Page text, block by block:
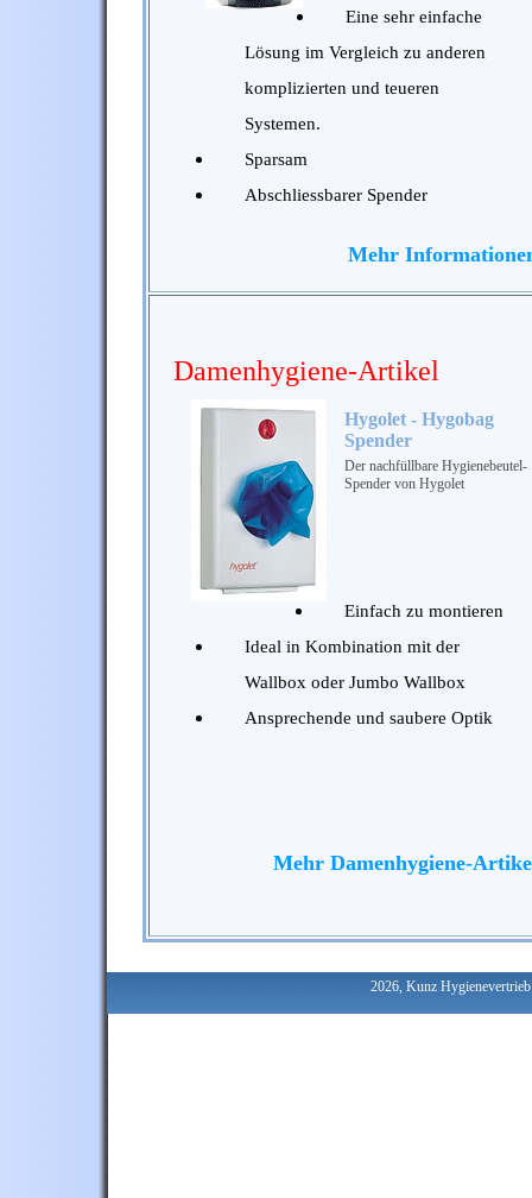
Eine sehr einfache
Lösung im Vergleich zu anderen
komplizierten und teueren
Systemen.
Sparsam
Abschliessbarer Spender
Mehr
Damenhygiene-Artikel
Hygolet - Hygobag
Spender
Der nachfüllbare Hygienebeutel-
Spender von Hygolet
Einfach zu montieren
Ideal in Kombination mit der
Wallbox oder Jumbo Wallbox
Ansprechende und saubere Optik
Mehr Damenhygiene-
2026, Kunz